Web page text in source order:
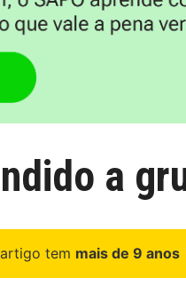
a
tem mais de 9 anos